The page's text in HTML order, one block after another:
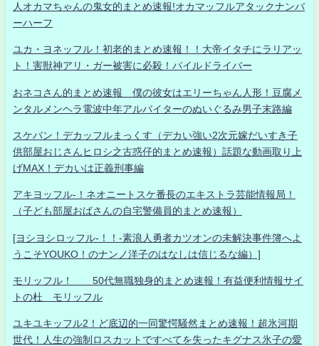
人オカマちゃんの鬼女的まとめ速報!オカマッフルアタックナンバ
ーハーフ
ユカ・ヨネッフル！初老的まとめ速報！！大帝イタチにラリアッ
ト！害獣神アリ・ガー被害に必殺！パイルドライバー
おネコさん的まとめ速報 僕の彼女はエリーちゃん人形！豆腐メ
ンタルメンヘラ電波中年アルバイターのぬいぐるみ男子末路編
スケバン！デカッフルまっくす（デカい強い2次元嫁だいすき子
供部屋おじさんヒロシ之古惑仔的まとめ速報）話題な動画取り上
げMAX！デカいは正義刑事編
アキヨッフル-！ネオニートスケ番長のエキストラ芸能情報局！
（子ども部屋おばさんの自宅警備員的まとめ速報）
[ヨシヨシロッフル-！！-素浪人勇者カツオンの未解決事件簿へよ
うこそYOUKO！のナンノ洋子のはなしは信じるな編）]
モリッフル！ 50代無職独身的まとめ速報！有益便利情報サイ
トの杜 モリッフル
ユキユキッフル2！ど底辺的一同驚愕騒然まとめ速報！超氷河期
世代！人生の強制ロスカットですべてを失ったキグナス氷子の愛